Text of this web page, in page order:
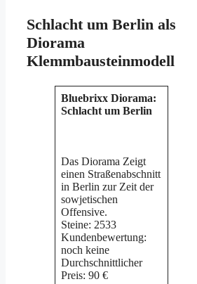
Schlacht um Berlin als
Diorama
Klemmbausteinmodell
Bluebrixx Diorama:
Schlacht um Berlin
Das Diorama Zeigt
einen Straßenabschnitt
in Berlin zur Zeit der
sowjetischen
Offensive.
Steine: 2533
Kundenbewertung:
noch keine
Durchschnittlicher
Preis: 90 €